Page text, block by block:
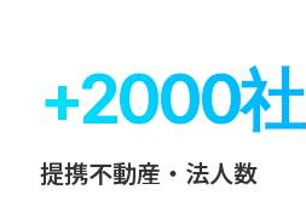
+2000社
提携不動産・法人数